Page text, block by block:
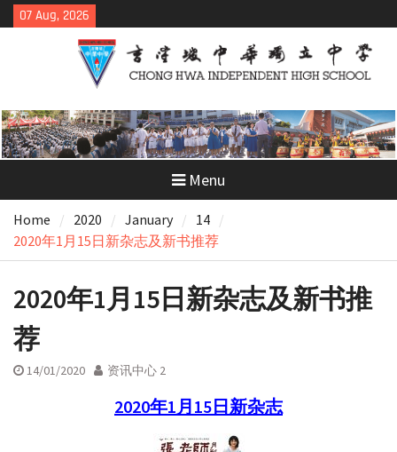
Skip
to
07 Aug, 2026
Menu
Home 2020 January
14
2020年1月15日新杂志及新书推荐
2020年1月15日新杂志及新书推
荐
14/01/2020 资讯中心 2
2020年1月15日新杂志